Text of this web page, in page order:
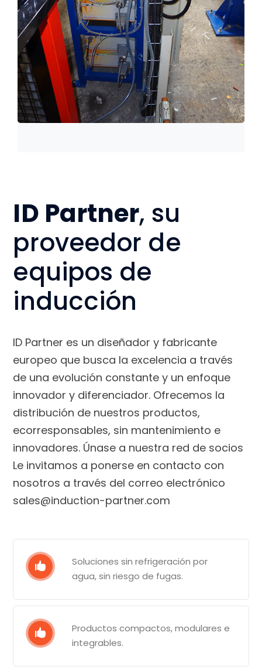
ID Partner, su
proveedor de
equipos de
inducción
ID Partner es un diseñador y fabricante
europeo que busca la excelencia a través
de una evolución constante y un enfoque
innovador y diferenciador. Ofrecemos la
distribución de nuestros productos,
ecorresponsables, sin mantenimiento e
innovadores. Únase a nuestra red de socios
Le invitamos a ponerse en contacto con
nosotros a través del correo electrónico
sales@induction-partner.com
Soluciones sin refrigeración por
agua, sin riesgo de fugas.
Productos compactos, modulares e
integrables.